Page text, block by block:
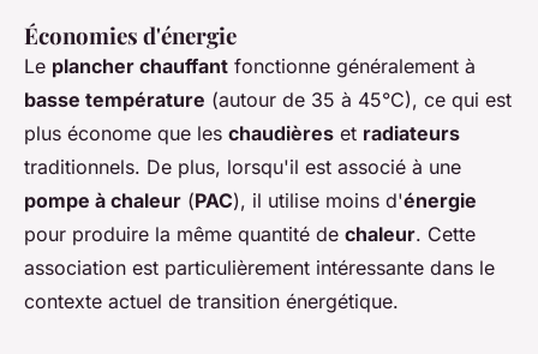
Économies d'énergie
Le plancher chauffant fonctionne généralement à
basse température (autour de 35 à 45°C), ce qui est
plus économe que les chaudières et radiateurs
traditionnels. De plus, lorsqu'il est associé à une
pompe à chaleur (PAC), il utilise moins d'énergie
pour produire la même quantité de chaleur. Cette
association est particulièrement intéressante dans le
contexte actuel de transition énergétique.